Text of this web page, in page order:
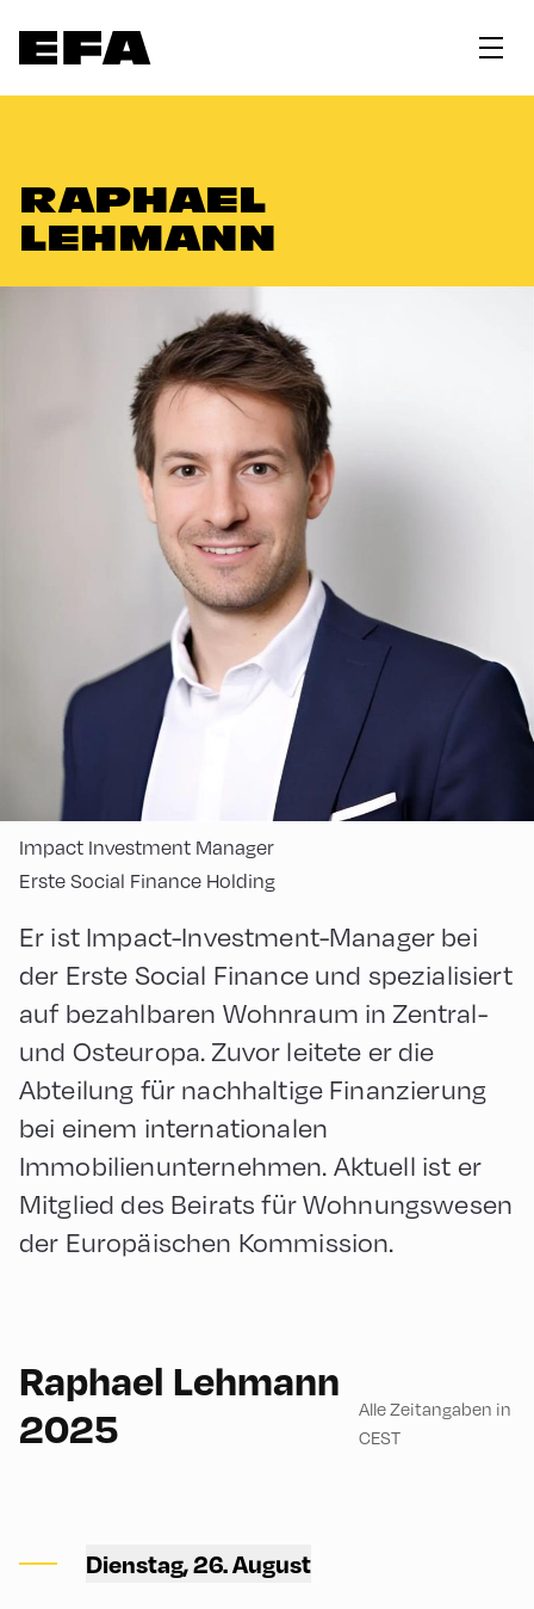
RAPHAEL
LEHMANN
Impact Investment Manager
Erste Social Finance Holding
Er ist Impact-Investment-Manager bei
der Erste Social Finance und spezialisiert
auf bezahlbaren Wohnraum in Zentral-
und Osteuropa. Zuvor leitete er die
Abteilung für nachhaltige Finanzierung
bei einem internationalen
Immobilienunternehmen. Aktuell ist er
Mitglied des Beirats für Wohnungswesen
der Europäischen Kommission.
Raphael Lehmann
2025
Alle Zeitangaben in
CEST
Dienstag, 26. August
CCA – Liechtenstein-Saal